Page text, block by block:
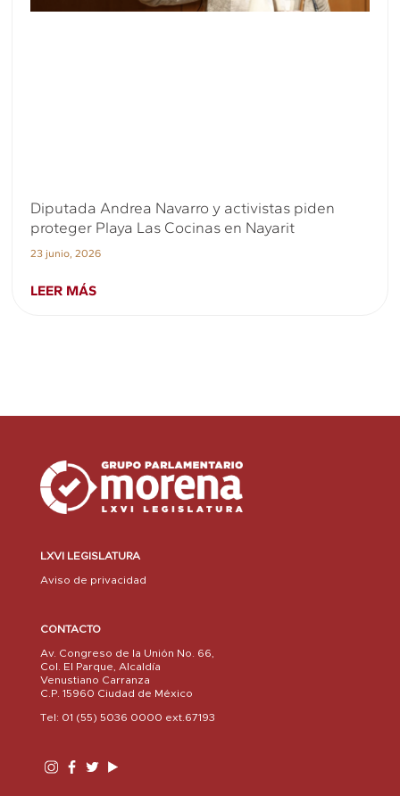
Diputada Andrea Navarro y activistas piden
proteger Playa Las Cocinas en Nayarit
23 junio, 2026
LEER MÁS
LXVI LEGISLATURA
Aviso de privacidad
CONTACTO
Av. Congreso de la Unión No. 66,
Col. El Parque, Alcaldía
Venustiano Carranza
C.P. 15960 Ciudad de México
Tel: 01 (55) 5036 0000 ext.67193